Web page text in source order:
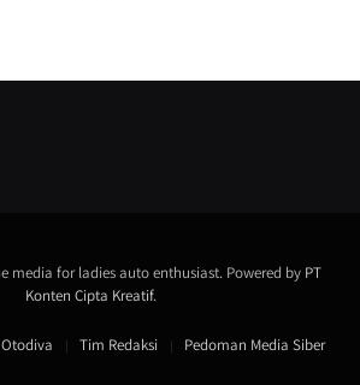
media for ladies auto enthusiast. Powered by PT
Konten Cipta Kreatif.
Tim Redaksi Pedoman Media Siber